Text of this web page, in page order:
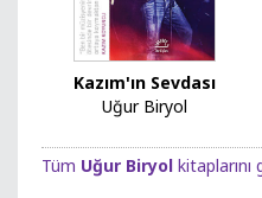
Kazım'ın Sevdası
Uğur Biryol
Tüm Uğur Biryol kitaplarını